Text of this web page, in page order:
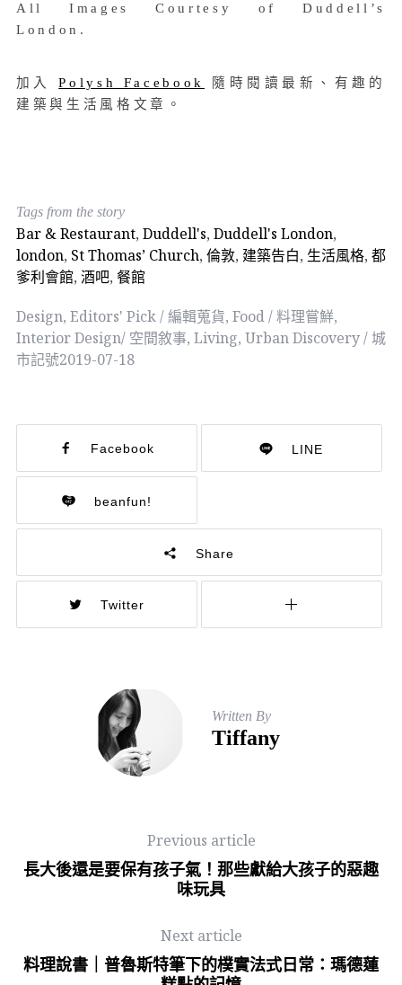
All Images Courtesy of Duddell’s
London.
加入Polysh Facebook
隨時閱讀最新、有趣的
建築與生活風格文章。
Tags from the story
Bar & Restaurant, Duddell's, Duddell's London,
london, St Thomas’ Church, 倫敦, 建築告白, 生活風格, 都
爹利會館, 酒吧, 餐館
Design, Editors' Pick / 編輯蒐貨, Food / 料理嘗鮮,
Interior Design/ 空間敘事, Living, Urban Discovery / 城
市記號2019-07-18
Facebook LINE
beanfun!
Share
Twitter
Written By
Tiffany
Previous article
長大後還是要保有孩子氣！那些獻給大孩子的惡趣
味玩具
Next article
料理說書｜普魯斯特筆下的樸實法式日常：瑪德蓮